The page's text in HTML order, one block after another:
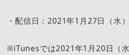
・配信日：2021年1月27日（水）
※iTunesでは2021年1月20日（